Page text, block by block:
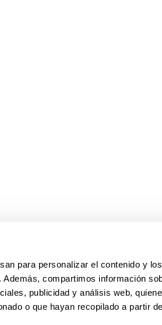
para personalizar el contenido y
compartimos información
publicidad y análisis web,
o que hayan recopilado a partir